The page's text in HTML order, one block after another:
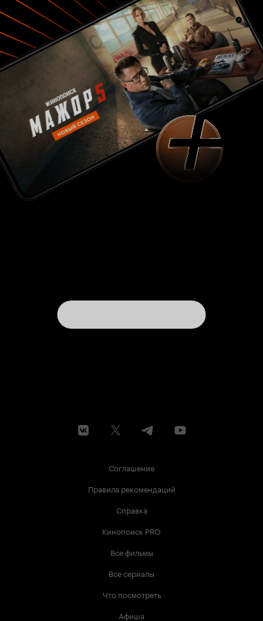
Соглашение
Правила рекомендаций
Справка
Кинопоиск PRO
Все фильмы
Все сериалы
Что посмотреть
Афиша